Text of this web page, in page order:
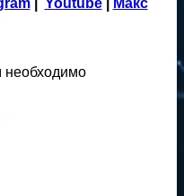
необходимо